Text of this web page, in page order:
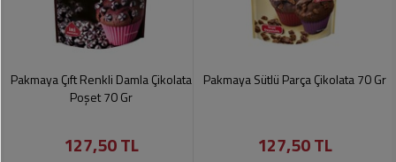
Pakmaya Çıft Renkli Damla Çikolata
Poşet 70 Gr
127,50 TL
Pakmaya Sütlü Parça Çikolata 70 Gr
127,50 TL